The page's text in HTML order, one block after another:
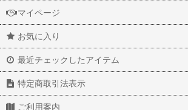
マイページ
お気に入り
最近チェックしたアイテム
特定商取引法表示
ご利用案内